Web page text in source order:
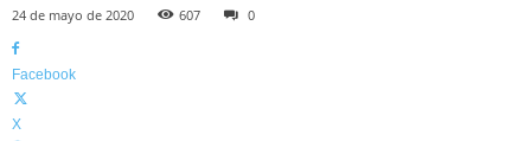
24 de mayo de 2020 607 0
Facebook
X